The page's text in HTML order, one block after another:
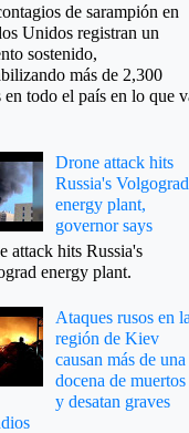
de sarampión en
Unidos registran un
sostenido,
más de 2,300
en todo el país en lo que
Drone attack hits
Russia's Volgograd
energy plant,
governor says
attack hits Russia's
energy plant.
Ataques rusos en la
región de Kiev
causan más de una
docena de muertos
y desatan graves